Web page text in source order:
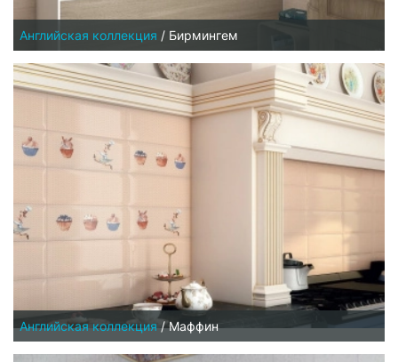
Английская коллекция / Бирмингем
Английская коллекция / Маффин